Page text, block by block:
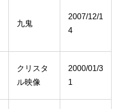
九鬼
2007/12/1
4
クリスタ
ル映像
2000/01/3
1